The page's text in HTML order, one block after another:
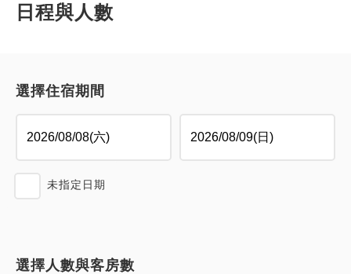
日程與人數
選擇住宿期間
未指定日期
選擇人數與客房數